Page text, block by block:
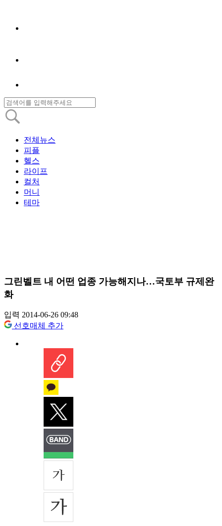
전체뉴스
피플
헬스
라이프
컬처
머니
테마
그린벨트 내 어떤 업종 가능해지나…국토부 규제완
화
입력 2014-06-26 09:48
선호매체 추가